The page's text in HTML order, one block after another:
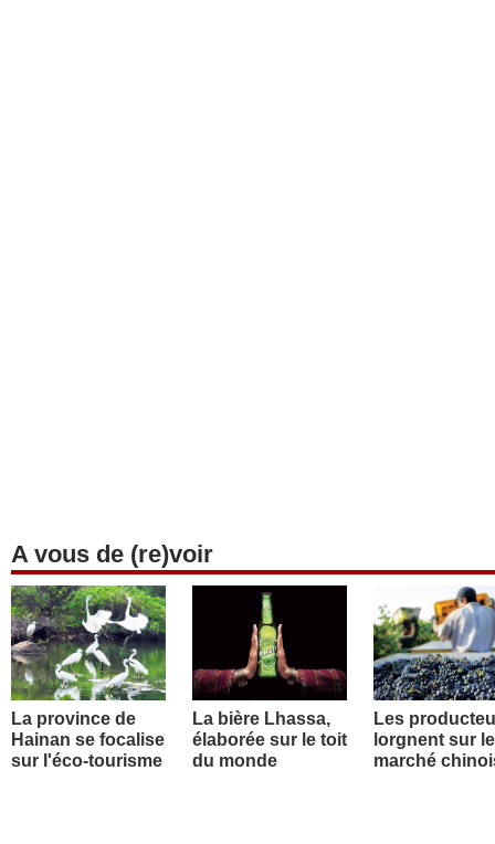
A vous de (re)voir
La province de
Hainan se focalise
sur l'éco-tourisme
La bière Lhassa,
élaborée sur le toit
du monde
Les
lorgnent sur le
marché